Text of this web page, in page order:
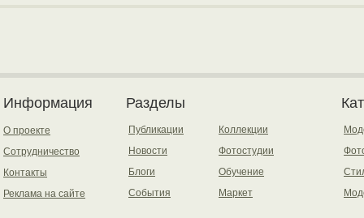
Информация
О проекте
Сотрудничество
Контакты
Реклама на сайте
Разделы
Публикации
Новости
Блоги
События
Коллекции
Фотостудии
Обучение
Маркет